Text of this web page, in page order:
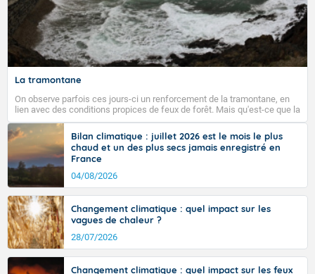
La tramontane
On observe parfois ces jours-ci un renforcement de la tramontane, en
lien avec des conditions propices de feux de forêt. Mais qu'est-ce que la
tramontane ? Quelles sont ses caractéristiques ? La tramontane est un
vent turbulent soufflant de secteur nord-ouest à nord, ou ouest à nord-
ouest, dans un secteur qui part du Roussillon à la vallée de l’Aude et à
l’ouest de l’Hérault. L’étymologie de ce vent vient du latin trasmontanus,
signifiant au-delà des monts, en allusion aux régions montagneuses
d’où provient ce vent.
Bilan climatique : juillet 2026 est le mois le plus
chaud et un des plus secs jamais enregistré en
France
04/08/2026
Changement climatique : quel impact sur les
vagues de chaleur ?
28/07/2026
Changement climatique : quel impact sur les feux